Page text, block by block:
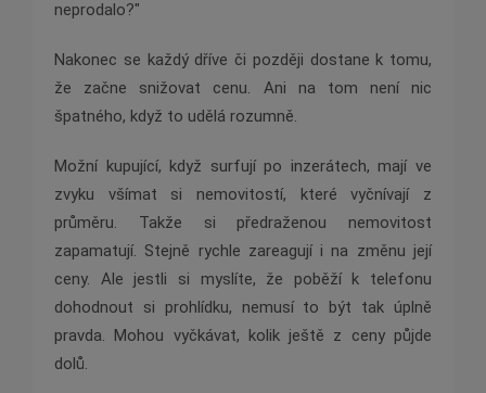
neprodalo?"
Nakonec se každý dříve či později dostane k tomu,
že začne snižovat cenu. Ani na tom není nic
špatného, když to udělá rozumně.
Možní kupující, když surfují po inzerátech, mají ve
zvyku všímat si nemovitostí, které vyčnívají z
průměru. Takže si předraženou nemovitost
zapamatují. Stejně rychle zareagují i na změnu její
ceny. Ale jestli si myslíte, že poběží k telefonu
dohodnout si prohlídku, nemusí to být tak úplně
pravda. Mohou vyčkávat, kolik ještě z ceny půjde
dolů.